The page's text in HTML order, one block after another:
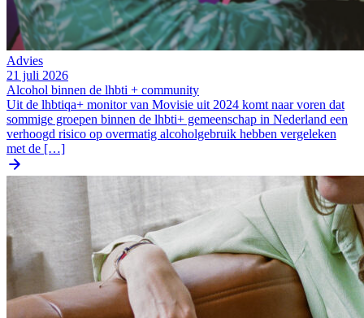
Advies
21 juli 2026
Alcohol binnen de lhbti + community
Uit de lhbtiqa+ monitor van Movisie uit 2024 komt naar voren dat
sommige groepen binnen de lhbti+ gemeenschap in Nederland een
verhoogd risico op overmatig alcoholgebruik hebben vergeleken
met de […]